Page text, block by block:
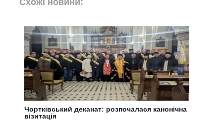
Схожі новини:
Чортківський деканат: розпочалася канонічна
візитація